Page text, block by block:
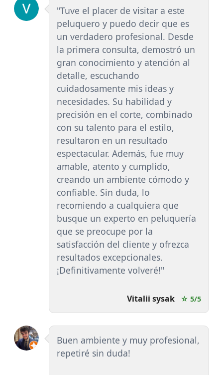
"Tuve el placer de visitar a este
peluquero y puedo decir que es
un verdadero profesional. Desde
la primera consulta, demostró un
gran conocimiento y atención al
detalle, escuchando
cuidadosamente mis ideas y
necesidades. Su habilidad y
precisión en el corte, combinado
con su talento para el estilo,
resultaron en un resultado
espectacular. Además, fue muy
amable, atento y cumplido,
creando un ambiente cómodo y
confiable. Sin duda, lo
recomiendo a cualquiera que
busque un experto en peluquería
que se preocupe por la
satisfacción del cliente y ofrezca
resultados excepcionales.
¡Definitivamente volveré!"
Vitalii sysak ☆ 5/5
Buen ambiente y muy profesional,
repetiré sin duda!